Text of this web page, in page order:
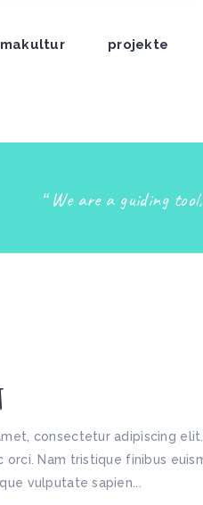
projekte
We are a guiding
consectetur adipiscing
orci. Nam tristique finibus
vulputate sapien...